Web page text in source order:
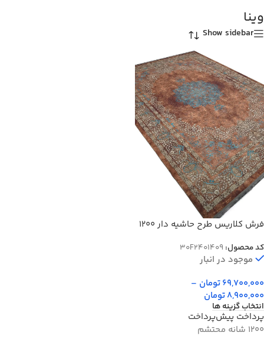
وینا
Show sidebar
فرش کلاریس طرح حاشیه دار 1200
کد محصول: 30F2401409
موجود در انبار
69,700,000تومان –
8,900,000تومان
انتخاب گزینه ها
پرداخت پیش‌پرداخت
1200 شانه محتشم